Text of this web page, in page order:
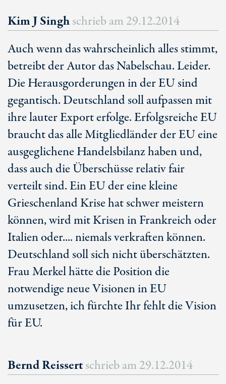
Kim J Singhschrieb am 29.12.2014
Auch wenn das wahrscheinlich alles stimmt,
betreibt der Autor das Nabelschau. Leider.
Die Herausgorderungen in der EU sind
gegantisch. Deutschland soll aufpassen mit
ihre lauter Export erfolge. Erfolgsreiche EU
braucht das alle Mitgliedländer der EU eine
ausgeglichene Handelsbilanz haben und,
dass auch die Überschüsse relativ fair
verteilt sind. Ein EU der eine kleine
Grieschenland Krise hat schwer meistern
können, wird mit Krisen in Frankreich oder
Italien oder.... niemals verkraften können.
Deutschland soll sich nicht überschätzten.
Frau Merkel hätte die Position die
notwendige neue Visionen in EU
umzusetzen, ich fürchte Ihr fehlt die Vision
für EU.
Bernd Reissertschrieb am 29.12.2014